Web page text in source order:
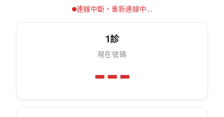
連線中斷，重新連線中…
1診
現在號碼
---